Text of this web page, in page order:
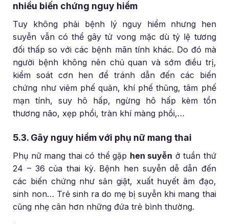
nhiều biến chứng nguy hiểm
Tuy không phải bệnh lý nguy hiểm nhưng hen
suyễn vẫn có thể gây tử vong mặc dù tỷ lệ tương
đối thấp so với các bệnh mãn tính khác. Do đó mà
người bệnh không nên chủ quan và sớm điều trị,
kiểm soát cơn hen để tránh dẫn đến các biến
chứng như viêm phế quản, khí phế thũng, tâm phế
mạn tính, suy hô hấp, ngừng hô hấp kèm tổn
thương não, xẹp phổi, tràn khí màng phổi,…
5.3. Gây nguy hiểm với phụ nữ mang thai
Phụ nữ mang thai có thể gặp hen suyễn ở tuần thứ
24 – 36 của thai kỳ. Bệnh hen suyễn dễ dẫn đến
các biến chứng như sản giật, xuất huyết âm đạo,
sinh non… Trẻ sinh ra do mẹ bị suyễn khi mang thai
cũng nhẹ cân hơn những đứa trẻ bình thường.